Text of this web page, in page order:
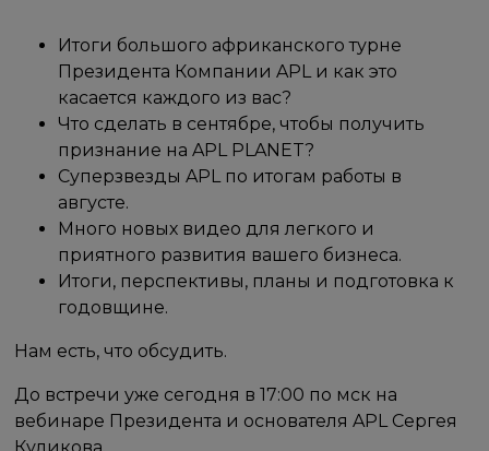
Итоги большого африканского турне
Президента Компании APL и как это
касается каждого из вас?
Что сделать в сентябре, чтобы получить
признание на APL PLANET?
Суперзвезды APL по итогам работы в
августе.
Много новых видео для легкого и
приятного развития вашего бизнеса.
Итоги, перспективы, планы и подготовка к
годовщине.
Нам есть, что обсудить.
До встречи уже сегодня в 17:00 по мск на
вебинаре Президента и основателя APL Сергея